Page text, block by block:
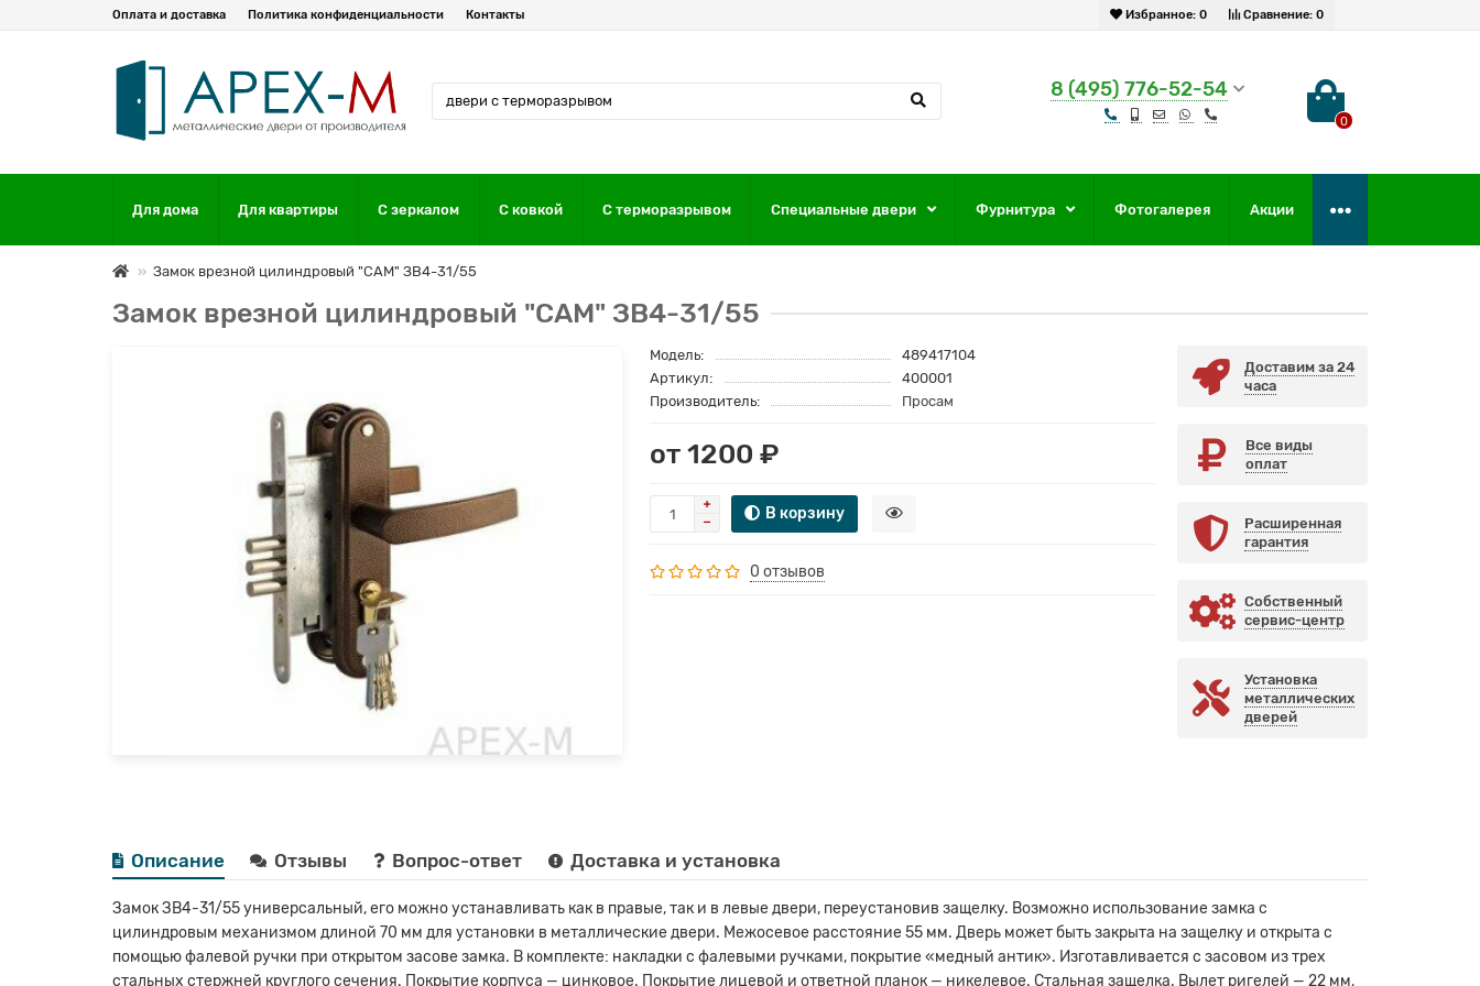
Сравнение: 0
Избранное: 0
Оплата и доставка Политика конфиденциальности Контакты
8 (495) 776-52-54
0
Для дома Для квартиры С зеркалом С ковкой С терморазрывом Специальные двери Фурнитура Фотогалерея Акции
Замок врезной цилиндровый "САМ" ЗВ4-31/55
Замок врезной цилиндровый "САМ" ЗВ4-31/55
Модель:
489417104
Артикул:
400001
Производитель:
Просам
от 1200 ₽
В корзину
0 отзывов
Доставим за 24
часа
Все виды
оплат
Расширенная
гарантия
Собственный
сервис-центр
Установка
металлических
дверей
Описание Отзывы Вопрос-ответ Доставка и установка
Замок ЗВ4-31/55 универсальный, его можно устанавливать как в правые, так и в левые двери, переустановив защелку. Возможно использование замка с
цилиндровым механизмом длиной 70 мм для установки в металлические двери. Межосевое расстояние 55 мм. Дверь может быть закрыта на защелку и открыта с
помощью фалевой ручки при открытом засове замка. В комплекте: накладки с фалевыми ручками, покрытие «медный антик». Изготавливается с засовом из трех
стальных стержней круглого сечения. Покрытие корпуса — цинковое. Покрытие лицевой и ответной планок — никелевое. Стальная защелка. Вылет ригелей — 22 мм,